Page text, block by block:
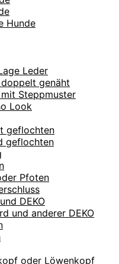
Hunde
Leder
genäht
Steppmuster
Look
geflochten
geflochten
Pfoten
DEKO
und anderer DEKO
oder Löwenkopf